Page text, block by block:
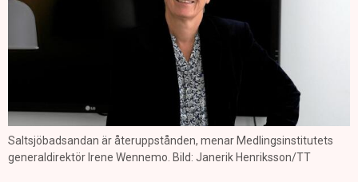
Saltsjöbadsandan är återuppstånden, menar Medlingsinstitutets
generaldirektör Irene Wennemo. Bild: Janerik Henriksson/TT